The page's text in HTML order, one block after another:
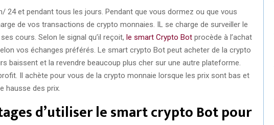
24 et pendant tous les jours. Pendant que vous dormez ou que vous
de vos transactions de crypto monnaies. IL se charge de surveiller le
cours. Selon le signal qu’il reçoit, le smart Crypto Bot procède à l’achat
vos échanges préférés. Le smart crypto Bot peut acheter de la crypto
baissent et la revendre beaucoup plus cher sur une autre plateforme.
Il achète pour vous de la crypto monnaie lorsque les prix sont bas et
hausse des prix.
d’utiliser le smart crypto Bot pour